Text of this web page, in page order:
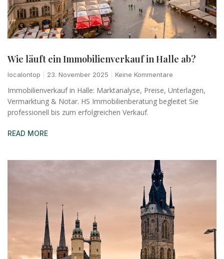
Wie läuft ein Immobilienverkauf in Halle ab?
localontop 23. November 2025 Keine Kommentare
Immobilienverkauf in Halle: Marktanalyse, Preise, Unterlagen,
Vermarktung & Notar. HS Immobilienberatung begleitet Sie
professionell bis zum erfolgreichen Verkauf.
READ MORE